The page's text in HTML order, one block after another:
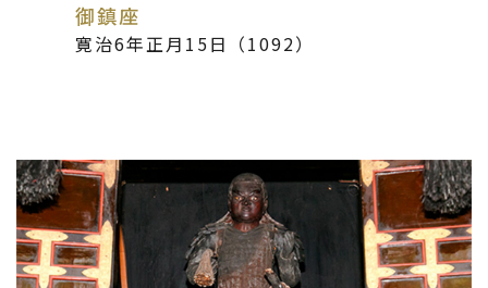
御鎮座
寛治6年正月15日（1092）